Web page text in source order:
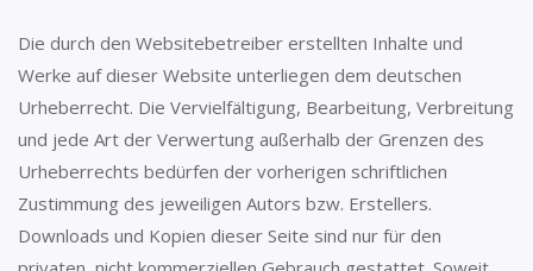
Die durch den Websitebetreiber erstellten Inhalte und
Werke auf dieser Website unterliegen dem deutschen
Urheberrecht. Die Vervielfältigung, Bearbeitung, Verbreitung
und jede Art der Verwertung außerhalb der Grenzen des
Urheberrechts bedürfen der vorherigen schriftlichen
Zustimmung des jeweiligen Autors bzw. Erstellers.
Downloads und Kopien dieser Seite sind nur für den